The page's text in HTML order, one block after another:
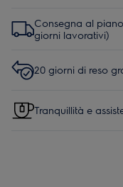
Consegna al
giorni lavorativi)
20 giorni di reso
Tranquillità e